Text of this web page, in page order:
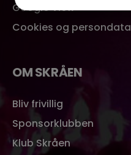
Google View
Cookies og persondata
OM SKRÅEN
Bliv frivillig
Sponsorklubben
Klub Skråen